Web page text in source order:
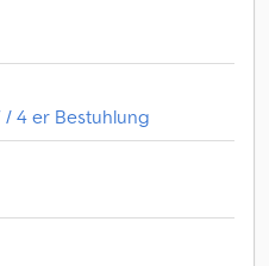
4 er Bestuhlung